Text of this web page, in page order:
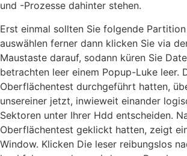
und -Prozesse dahinter stehen.
Erst einmal sollten Sie folgende
auswählen ferner dann klicken Sie via
Maustaste darauf, sodann küren Sie
betrachten leer einem Popup-Luke leer.
Oberflächentest durchgeführt hatten,
unsereiner jetzt, inwieweit einander
Sektoren unter Ihrer Hdd entscheiden.
Oberflächentest geklickt hatten, zeigt
Window. Klicken Die leser reibungslos